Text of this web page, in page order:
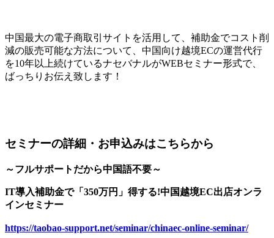
中国最大の電子商取引サイトを活用して、補助金でコスト削
減の販売可能な方法について、中国向け越境ECの運営代行
を10年以上続けているナセバナルがWEBセミナー形式で、
ばっちりお伝え致します！
セミナーの詳細・お申込みはこちらから
～フルサポートだから中国語不要～
IT導入補助金で「350万円」得する!中国越境EC出店オンラ
インセミナー
https://taobao-support.net/seminar/chinaec-online-seminar/